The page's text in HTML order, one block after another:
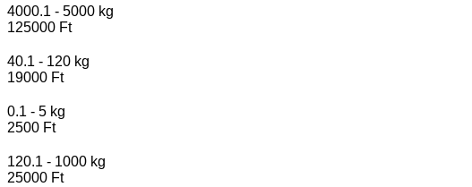
4000.1 - 5000 kg
125000 Ft
40.1 - 120 kg
19000 Ft
0.1 - 5 kg
2500 Ft
120.1 - 1000 kg
25000 Ft